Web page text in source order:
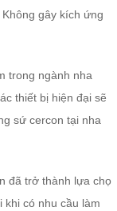
gây kích ứng
trong ngành nha
thiết bị hiện đại sẽ
sứ cercon tại nha
đã trở thành lựa chọ
khi có nhu cầu làm